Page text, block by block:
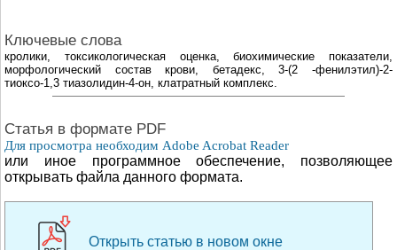
Ключевые слова
кролики, токсикологическая оценка, биохимические показатели,
морфологический состав крови, бетадекс, 3-(2 -фенилэтил)-2-
тиоксо-1,3 тиазолидин-4-он, клатратный комплекс.
Cтатья в формате PDF
Для просмотра необходим Adobe Acrobat Reader
или иное программное обеспечение, позволяющее
открывать файла данного формата.
Открыть статью в новом окне